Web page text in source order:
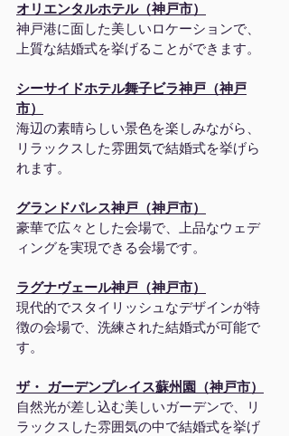
オリエンタルホテル（神戸市）
神戸港に面した美しいロケーションで、
上質な結婚式を挙げることができます。
シーサイドホテル舞子ビラ神戸（神戸
市）
海辺の素晴らしい景色を楽しみながら、
リラックスした雰囲気で結婚式を挙げら
れます。
グランドパレス神戸（神戸市）
豪華で広々とした会場で、上品なウェデ
ィングを実現できる会場です。
ラグナヴェール神戸（神戸市）
現代的でスタイリッシュなデザインが特
徴の会場で、洗練された結婚式が可能で
す。
ザ・ ガーデンプレイス蘇州園（神戸市）
自然光が差し込む美しいガーデンで、リ
ラックスした雰囲気の中で結婚式を挙げ